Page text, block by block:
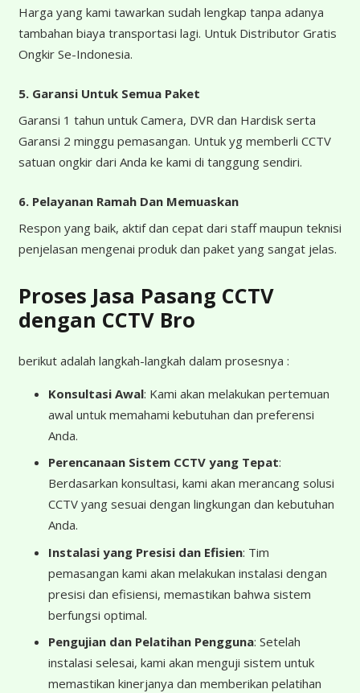
Harga yang kami tawarkan sudah lengkap tanpa adanya
tambahan biaya transportasi lagi. Untuk Distributor Gratis
Ongkir Se-Indonesia.
5. Garansi Untuk Semua Paket
Garansi 1 tahun untuk Camera, DVR dan Hardisk serta
Garansi 2 minggu pemasangan. Untuk yg memberli CCTV
satuan ongkir dari Anda ke kami di tanggung sendiri.
6. Pelayanan Ramah Dan Memuaskan
Respon yang baik, aktif dan cepat dari staff maupun teknisi
penjelasan mengenai produk dan paket yang sangat jelas.
Proses Jasa Pasang CCTV
dengan CCTV Bro
berikut adalah langkah-langkah dalam prosesnya :
Konsultasi Awal: Kami akan melakukan pertemuan
awal untuk memahami kebutuhan dan preferensi
Anda.
Perencanaan Sistem CCTV yang Tepat:
Berdasarkan konsultasi, kami akan merancang solusi
CCTV yang sesuai dengan lingkungan dan kebutuhan
Anda.
Instalasi yang Presisi dan Efisien: Tim
pemasangan kami akan melakukan instalasi dengan
presisi dan efisiensi, memastikan bahwa sistem
berfungsi optimal.
Pengujian dan Pelatihan Pengguna: Setelah
instalasi selesai, kami akan menguji sistem untuk
memastikan kinerjanya dan memberikan pelatihan